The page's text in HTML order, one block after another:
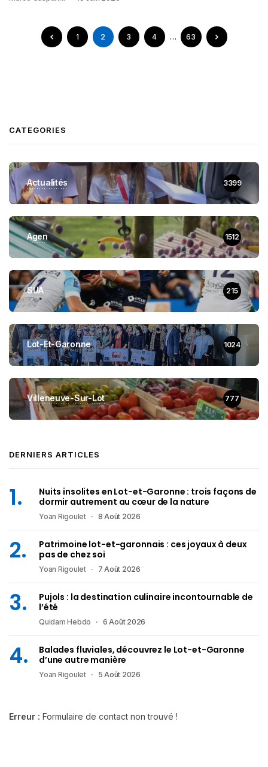
1 2 3 4 … 63
CATEGORIES
Actualités 3399
Agen 1512
SUA 215
Lot-Et-Garonne 1024
Villeneuve-Sur-Lot 777
DERNIERS ARTICLES
Nuits insolites en Lot-et-Garonne : trois façons de
dormir autrement au cœur de la nature
Yoan Rigoulet 8 Août 2026
Patrimoine lot-et-garonnais : ces joyaux à deux
pas de chez soi
Yoan Rigoulet 7 Août 2026
Pujols : la destination culinaire incontournable de
l’été
Quidam Hebdo 6 Août 2026
Balades fluviales, découvrez le Lot-et-Garonne
d’une autre manière
Yoan Rigoulet 5 Août 2026
Erreur : Formulaire de contact non trouvé !